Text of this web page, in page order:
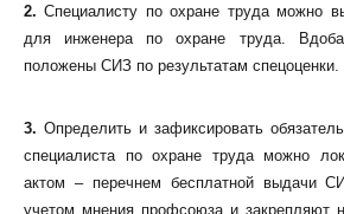
2. Специалисту по охране труда можно
для инженера по охране труда.
положены СИЗ по результатам спецоценки.
3. Определить и зафиксировать
специалиста по охране труда можно
актом – перечнем бесплатной выдачи
учетом мнения профсоюза и закрепляют